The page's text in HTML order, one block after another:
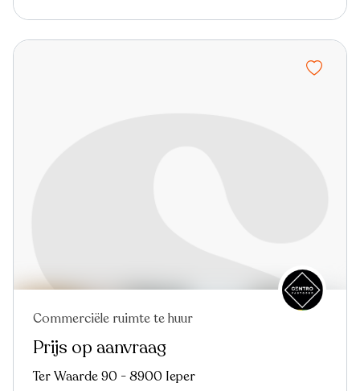
Commerciële ruimte te huur
Prijs op aanvraag
Ter Waarde 90 - 8900 Ieper